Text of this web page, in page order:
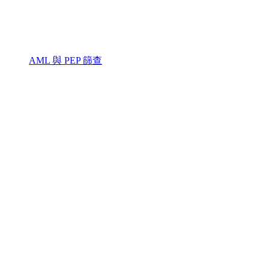
AML 與 PEP 篩查